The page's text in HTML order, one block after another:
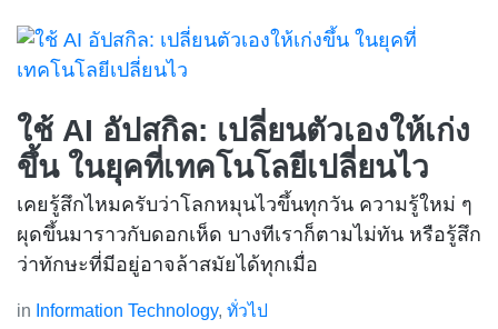
ใช้ AI อัปสกิล: เปลี่ยนตัวเองให้เก่ง
ขึ้น ในยุคที่เทคโนโลยีเปลี่ยนไว
เคยรู้สึกไหมครับว่าโลกหมุนไวขึ้นทุกวัน ความรู้ใหม่ ๆ
ผุดขึ้นมาราวกับดอกเห็ด บางทีเราก็ตามไม่ทัน หรือรู้สึก
ว่าทักษะที่มีอยู่อาจล้าสมัยได้ทุกเมื่อ
in Information Technology, ทั่วไป